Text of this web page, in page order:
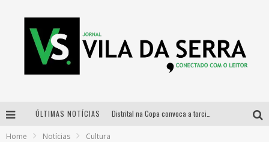
ÚLTIMAS NOTÍCIAS
Home Notícias Cultura